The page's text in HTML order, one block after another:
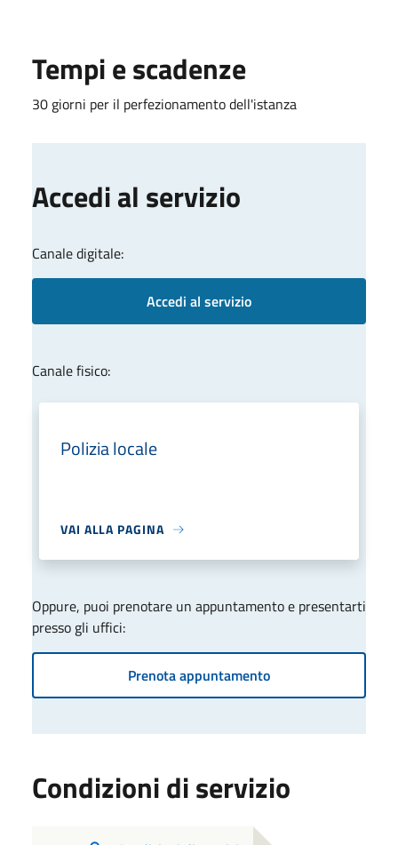
Tempi e scadenze
30 giorni per il perfezionamento dell'istanza
Accedi al servizio
Canale digitale:
Accedi al servizio
Canale fisico:
Polizia locale
VAI ALLA PAGINA
Oppure, puoi prenotare un appuntamento e presentarti
presso gli uffici:
Prenota appuntamento
Condizioni di servizio